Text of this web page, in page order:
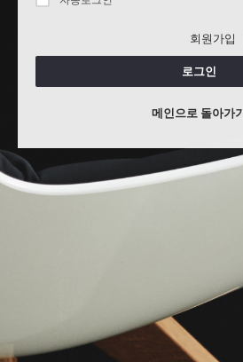
회원가입
로그인
메인으로 돌아가기